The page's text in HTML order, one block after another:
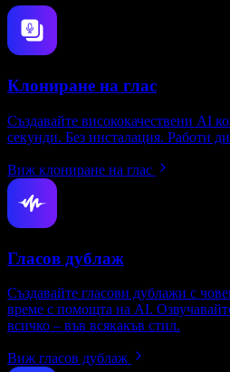
Клониране на глас
Създавайте висококачествени AI
секунди. Без инсталация. Работи
Виж клониране на глас
Гласов дублаж
Създавайте гласови дублажи с
време с помощта на AI.
всичко – във всякакъв стил.
Виж гласов дублаж